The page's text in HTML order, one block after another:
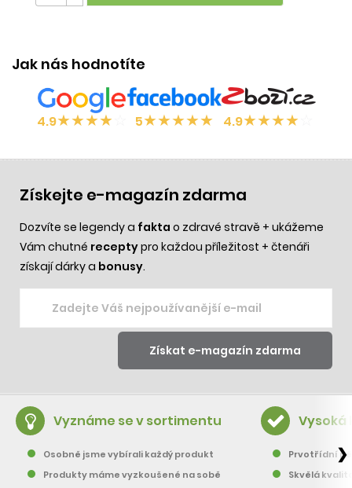
Jak nás hodnotíte
4.9★★★★ 5★★★★★ 4.9★★★★
Získejte e-magazín zdarma
Dozvíte se legendy a fakta o zdravé stravě + ukážeme
Vám chutné receptypro každou příležitost + čtenáři
získají dárky a bonusy.
Vyznáme se v sortimentu
Osobně jsme vybírali každý produkt
Produkty máme vyzkoušené na sobě
Vysoká
Prvotřídní
Skvělá
❯